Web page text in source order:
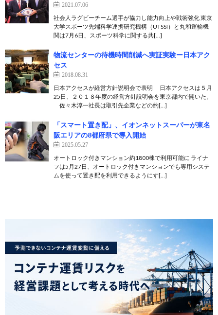
2021.07.06
社会人ラグビーチーム選手が協力し能力向上や戦術強化 東京
大学スポーツ先端科学連携研究機構（UTSSI）と丸和運輸機
関は7月6日、スポーツ科学に関する共[…]
物流センターの待機時間削減へ実証実験ー日本アク
セス
2018.08.31
日本アクセスが経営方針説明会で表明 日本アクセスは５月
25日、２０１８年度の経営方針説明会を東京都内で開いた。
佐々木淳一社長は取引先企業などの約[…]
「スマート置き配」、イオンネットスーパーが東名
阪エリアの8都府県で導入開始
2025.05.27
オートロック付きマンション約1800棟で利用可能に ライナ
フは5月27日、オートロック付きマンションでも専用システ
ムを使って置き配を利用できるようにす[…]